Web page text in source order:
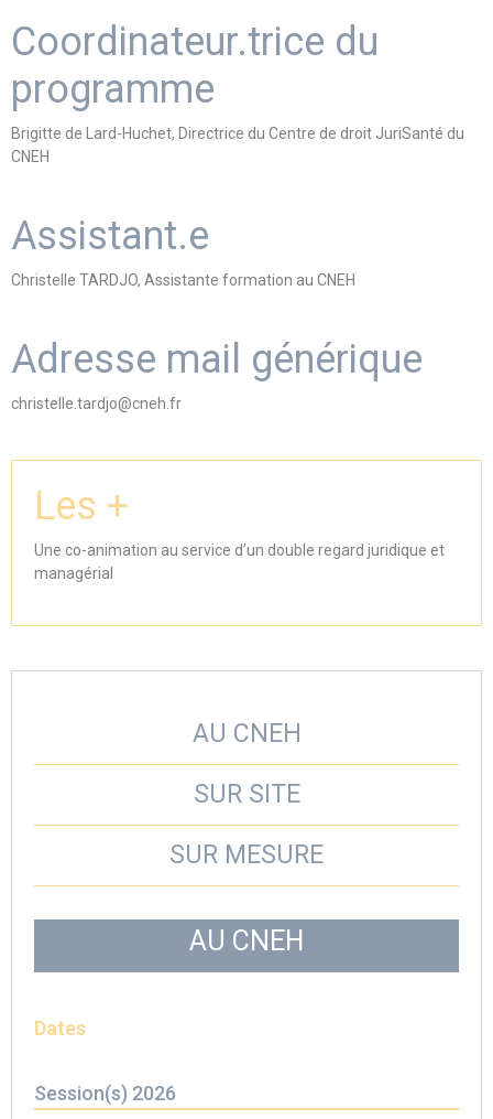
Coordinateur.trice du
programme
Brigitte de Lard-Huchet, Directrice du Centre de droit JuriSanté du
CNEH
Assistant.e
Christelle TARDJO, Assistante formation au CNEH
Adresse mail générique
christelle.tardjo@cneh.fr
Les +
Une co-animation au service d’un double regard juridique et
managérial
AU CNEH
SUR SITE
SUR MESURE
AU CNEH
Dates
Session(s) 2026